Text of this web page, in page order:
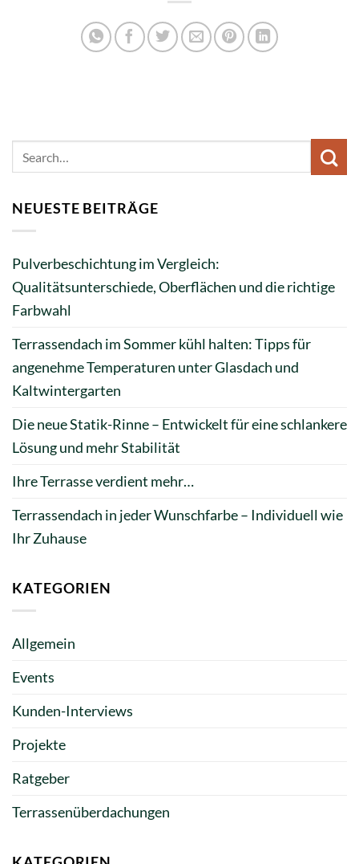
NEUESTE BEITRÄGE
Pulverbeschichtung im Vergleich:
Qualitätsunterschiede, Oberflächen und die richtige
Farbwahl
Terrassendach im Sommer kühl halten: Tipps für
angenehme Temperaturen unter Glasdach und
Kaltwintergarten
Die neue Statik-Rinne – Entwickelt für eine schlankere
Lösung und mehr Stabilität
Ihre Terrasse verdient mehr…
Terrassendach in jeder Wunschfarbe – Individuell wie
Ihr Zuhause
KATEGORIEN
Allgemein
Events
Kunden-Interviews
Projekte
Ratgeber
Terrassenüberdachungen